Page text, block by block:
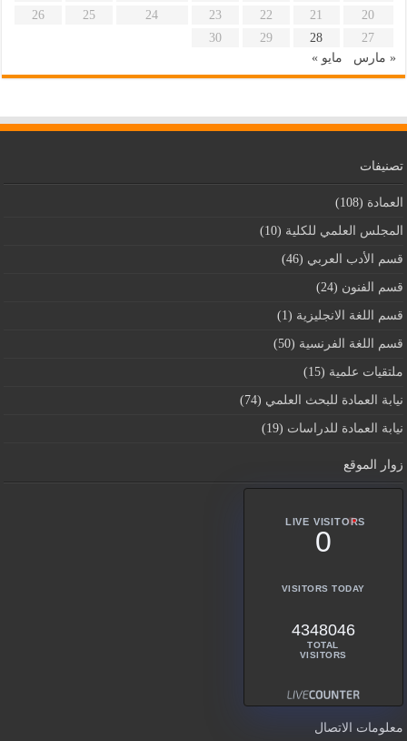
20
21
22
23
24
25
26
27
28
29
30
« مارس
مايو »
تصنيفات
العمادة (108)
المجلس العلمي للكلية (10)
قسم اﻷدب العربي (46)
قسم الفنون (24)
قسم اللغة الانجليزية (1)
قسم اللغة الفرنسية (50)
ملتقيات علمية (15)
نيابة العمادة للبحث العلمي (74)
نيابة العمادة للدراسات (19)
زوار الموقع
LIVE VISITORS
0
VISITORS TODAY
4348046
TOTAL
VISITORS
معلومات الاتصال